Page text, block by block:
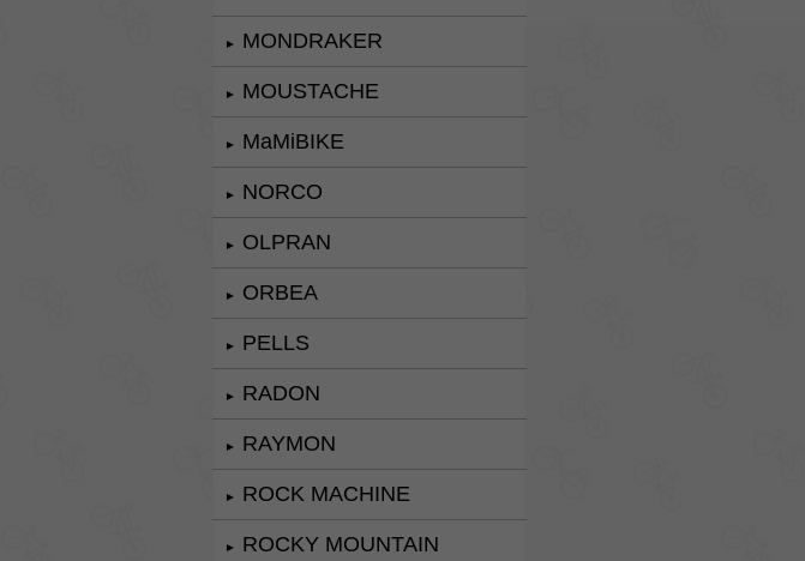
► MONDRAKER
► MOUSTACHE
► MaMiBIKE
► NORCO
► OLPRAN
► ORBEA
► PELLS
► RADON
► RAYMON
► ROCK MACHINE
► ROCKY MOUNTAIN